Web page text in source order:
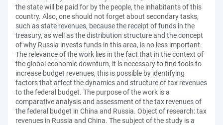
the state will be paid for by the people, the inhabitants of this
country. Also, one should not forget about secondary tasks,
such as state revenues, because the receipt of funds in the
treasury, as well as the distribution structure and the concept
of why Russia invests funds in this area, is no less important.
The relevance of the work lies in the fact that in the context of
the global economic downturn, it is necessary to find tools to
increase budget revenues, this is possible by identifying
factors that affect the dynamics and structure of tax revenues
to the federal budget. The purpose of the work is a
comparative analysis and assessment of the tax revenues of
the federal budget in China and Russia. Object of research: tax
revenues in Russia and China. The subject of the study is a